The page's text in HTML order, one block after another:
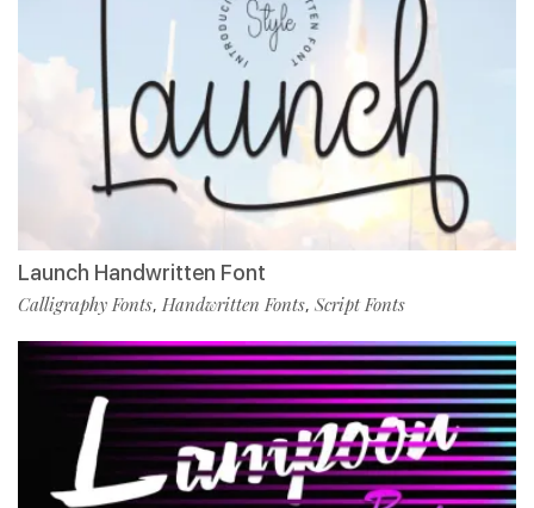
Launch Handwritten Font
Calligraphy Fonts, Handwritten Fonts, Script Fonts